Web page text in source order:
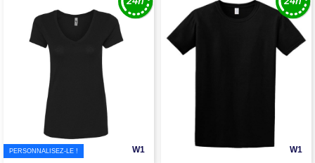
W1
PERSONNALISEZ-LE ! W1